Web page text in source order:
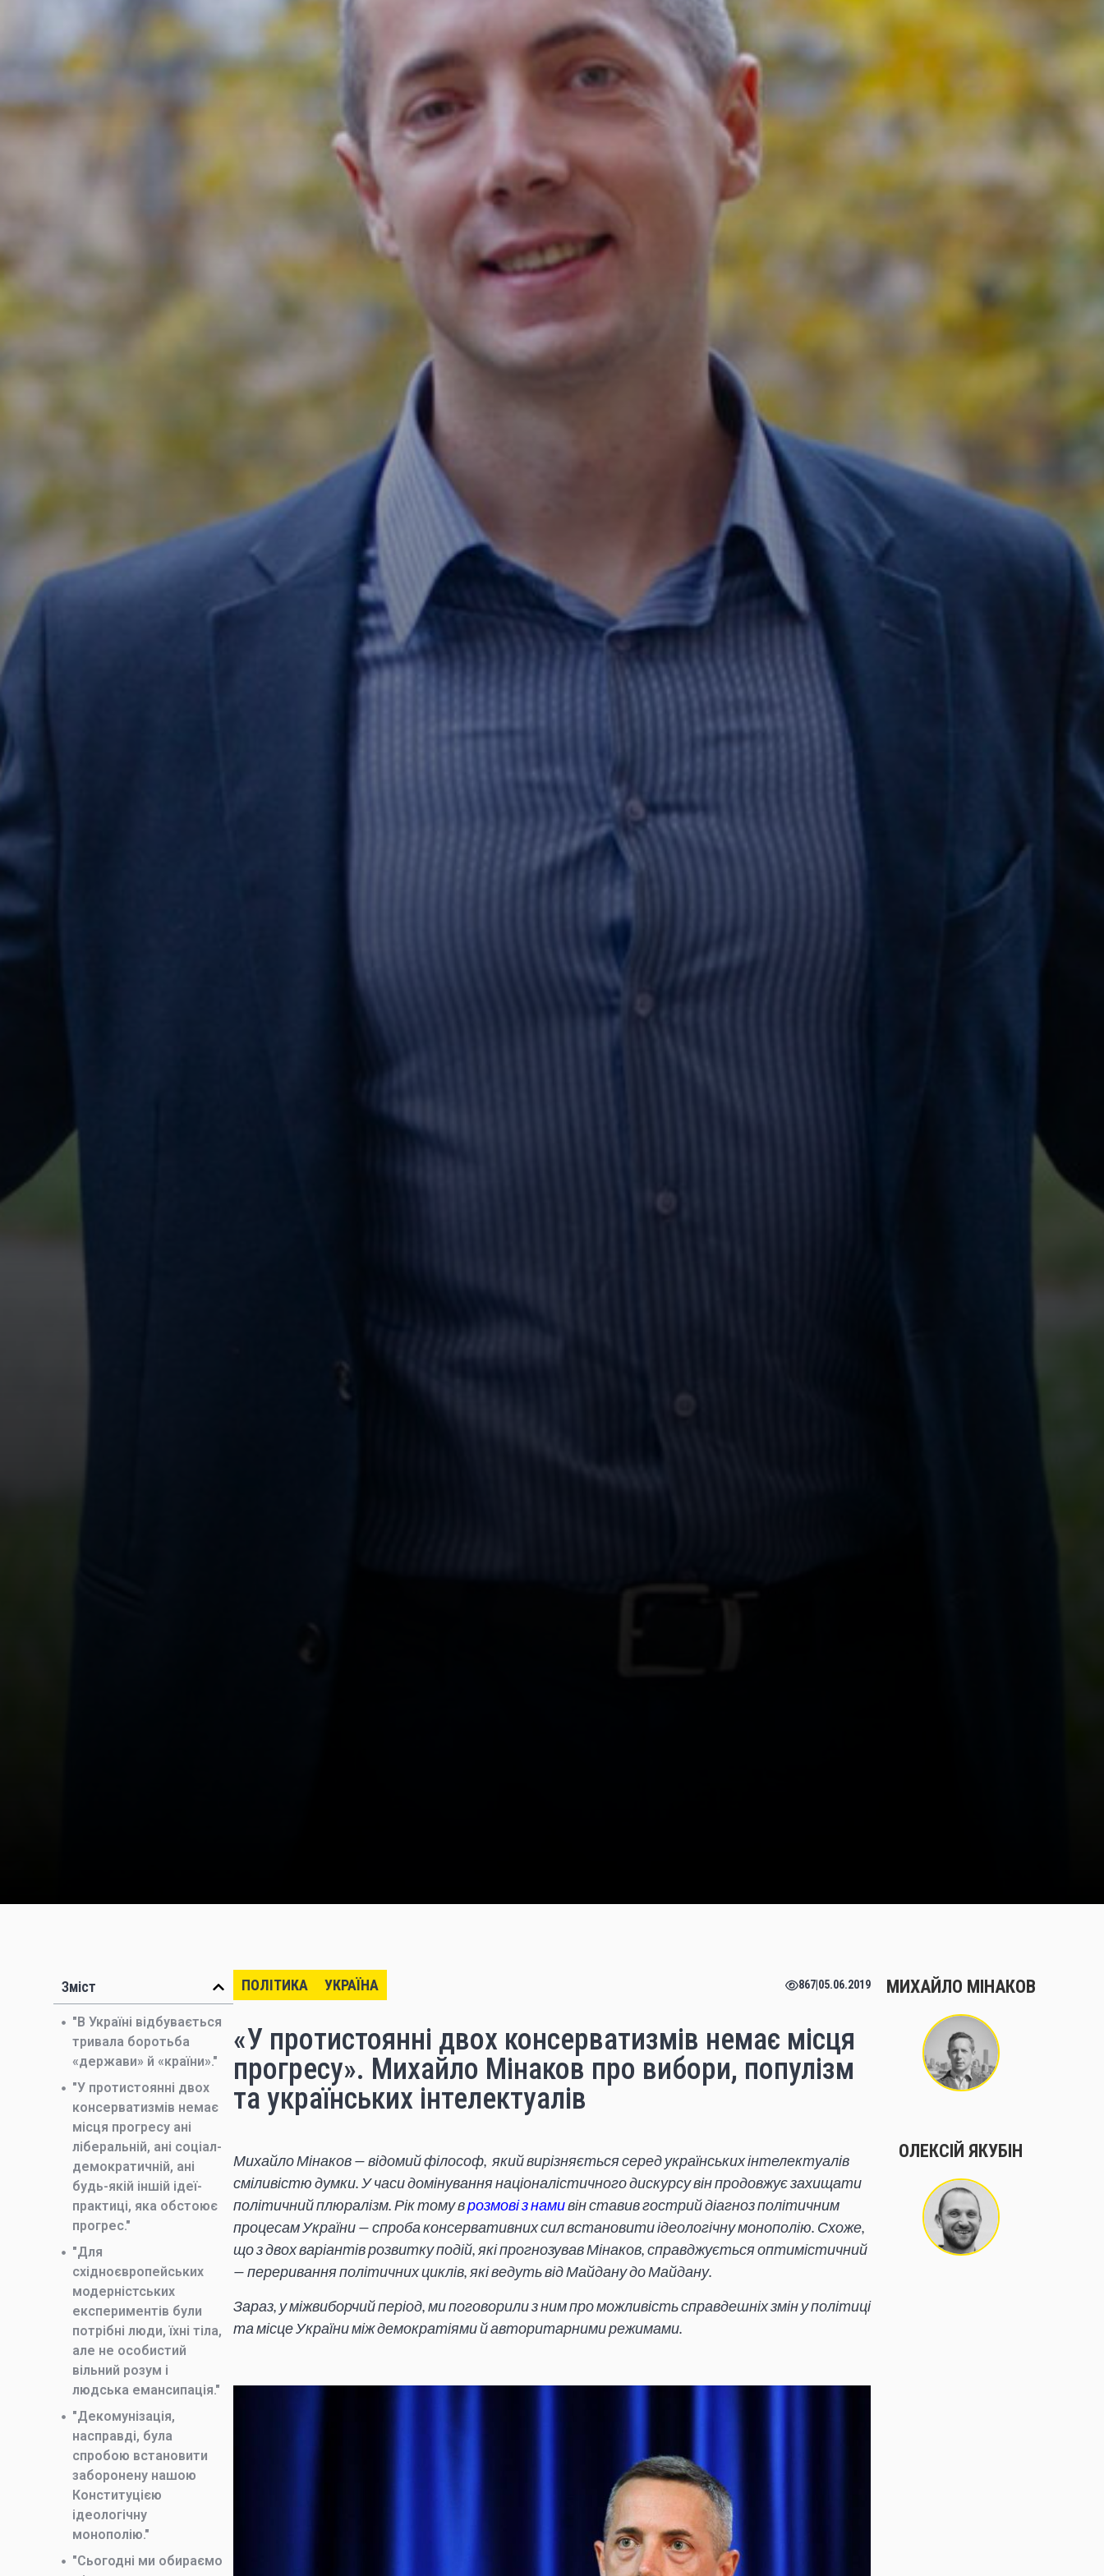
Зміст
"В Україні відбувається
тривала боротьба
«держави» й «країни»."
"У протистоянні двох
консерватизмів немає
місця прогресу ані
ліберальній, ані соціал-
демократичній, ані
будь-якій іншій ідеї-
практиці, яка обстоює
прогрес."
"Для
східноєвропейських
модерністських
експериментів були
потрібні люди, їхні тіла,
але не особистий
вільний розум і
людська емансипація."
"Декомунізація,
насправді, була
спробою встановити
заборонену нашою
Конституцією
ідеологічну
монополію."
"Сьогодні ми обираємо
ПОЛІТИКА УКРАЇНА 867 05.06.2019
«У протистоянні двох консерватизмів немає місця
прогресу». Михайло Мінаков про вибори, популізм
та українських інтелектуалів
Михайло Мінаков — відомий філософ, який вирізняється серед українських інтелектуалів
сміливістю думки. У часи домінування націоналістичного дискурсу він продовжує захищати
політичний плюралізм. Рік тому врозмові з намивін ставив гострий діагноз політичним
процесам України — спроба консервативних сил встановити ідеологічну монополію. Схоже,
що з двох варіантів розвитку подій, які прогнозував Мінаков, справджується оптимістичний
— переривання політичних циклів, які ведуть від Майдану до Майдану.
Зараз, у міжвиборчий період, ми поговорили з ним про можливість справдешніх змін у політиці
та місце України між демократіями й авторитарними режимами.
МИХАЙЛО МІНАКОВ
ОЛЕКСІЙ ЯКУБІН